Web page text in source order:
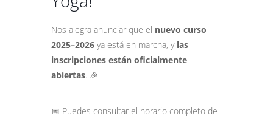
Nos alegra anunciar que el nuevo curso
2025–2026 ya está en marcha, y las
inscripciones están oficialmente
abiertas . 🎉
📅 Puedes consultar el horario completo de